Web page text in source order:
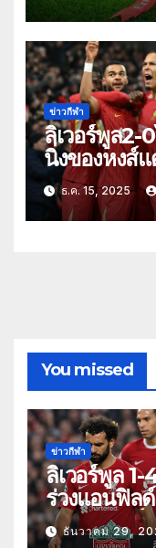
ข่าวกีฬา
ลิเวอร์พูล2-
นิ่งของหงส์
ธ.ค. 15, 2025
You missed
ข่าวกีฬา
ลิเวอร์พูล 1-
ร่วงแอนฟิล
สำหรับหงส์
ธันวาคม 29,